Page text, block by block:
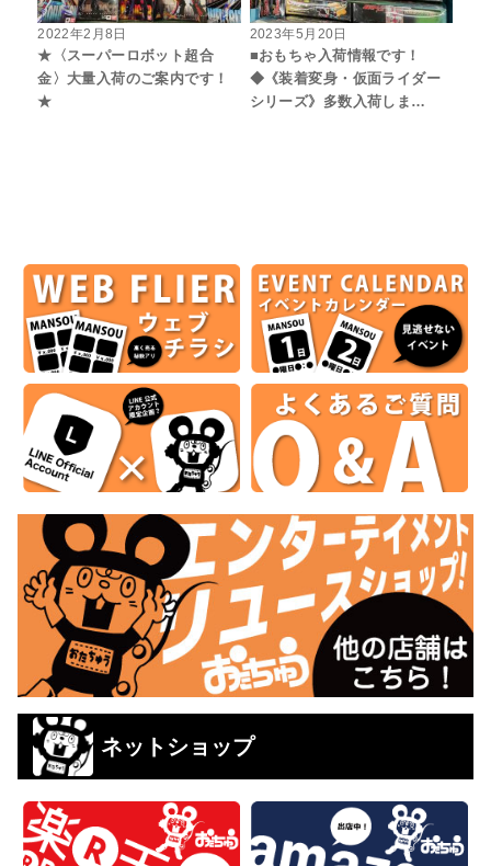
2022年2月8日
★〈スーパーロボット超合
金〉大量入荷のご案内です！
★
2023年5月20日
■おもちゃ入荷情報です！
◆《装着変身・仮面ライダー
シリーズ》多数入荷しま…
ネットショップ